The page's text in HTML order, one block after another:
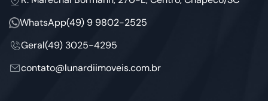
WhatsApp(49) 9 9802-2525
Geral(49) 3025-4295
contato@lunardiimoveis.com.br